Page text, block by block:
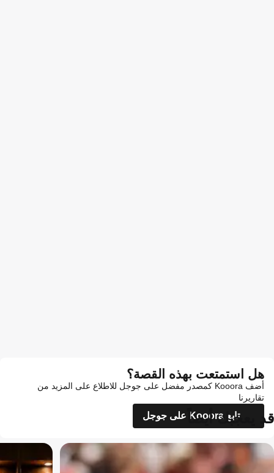
هل استمتعت بهذه القصة؟
أضف Kooora كمصدر مفضل على جوجل للاطلاع على المزيد من
تقاريرنا
تابع Kooora على جوجل
قد يعجبك أيضاً